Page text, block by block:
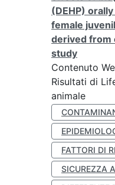
(DEHP)
female
derived from
study
Contenuto
Risultati di
animale
FATTORI DI
SICUREZZA